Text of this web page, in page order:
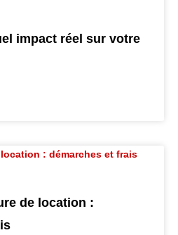
impact réel sur votre
de location :